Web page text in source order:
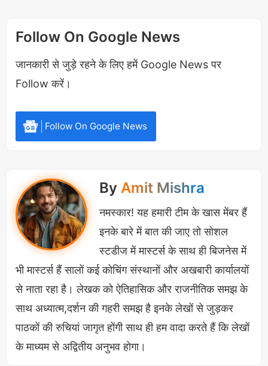
निष्कर्ष
प्लेटलेट्स क्या है और यह क्यों है शरीर के लिए
यह खून की सबसे छोटी कोशिका होती है और यह घाव से खून
बहने की स्थिति में मददगार होती है अर्थात यह खून के थक्के
तक यह पहले प्लग का निर्माण करती है। इसकी कमी से घावों में
अत्यधिक रक्तस्राव और आन्तरिक ब्लीडिंग के साथ रोग
प्रतिरोधक क्षमता कम होती है।
Follow On Google News
जानकारी से जुड़े रहने के लिए हमें Google News पर
Follow करें।
Follow On Google News
By Amit Mishra
नमस्कार! यह हमारी टीम के खास मेंबर हैं
इनके बारे में बात की जाए तो सोशल
स्टडीज में मास्टर्स के साथ ही बिजनेस में
भी मास्टर्स हैं सालों कई कोचिंग संस्थानों और अखबारी कार्यालयों
से नाता रहा है। लेखक को ऐतिहासिक और राजनीतिक समझ के
साथ अध्यात्म,दर्शन की गहरी समझ है इनके लेखों से जुड़कर
पाठकों की रुचियां जागृत होंगी साथ ही हम वादा करते हैं कि लेखों
के माध्यम से अद्वितीय अनुभव होगा।